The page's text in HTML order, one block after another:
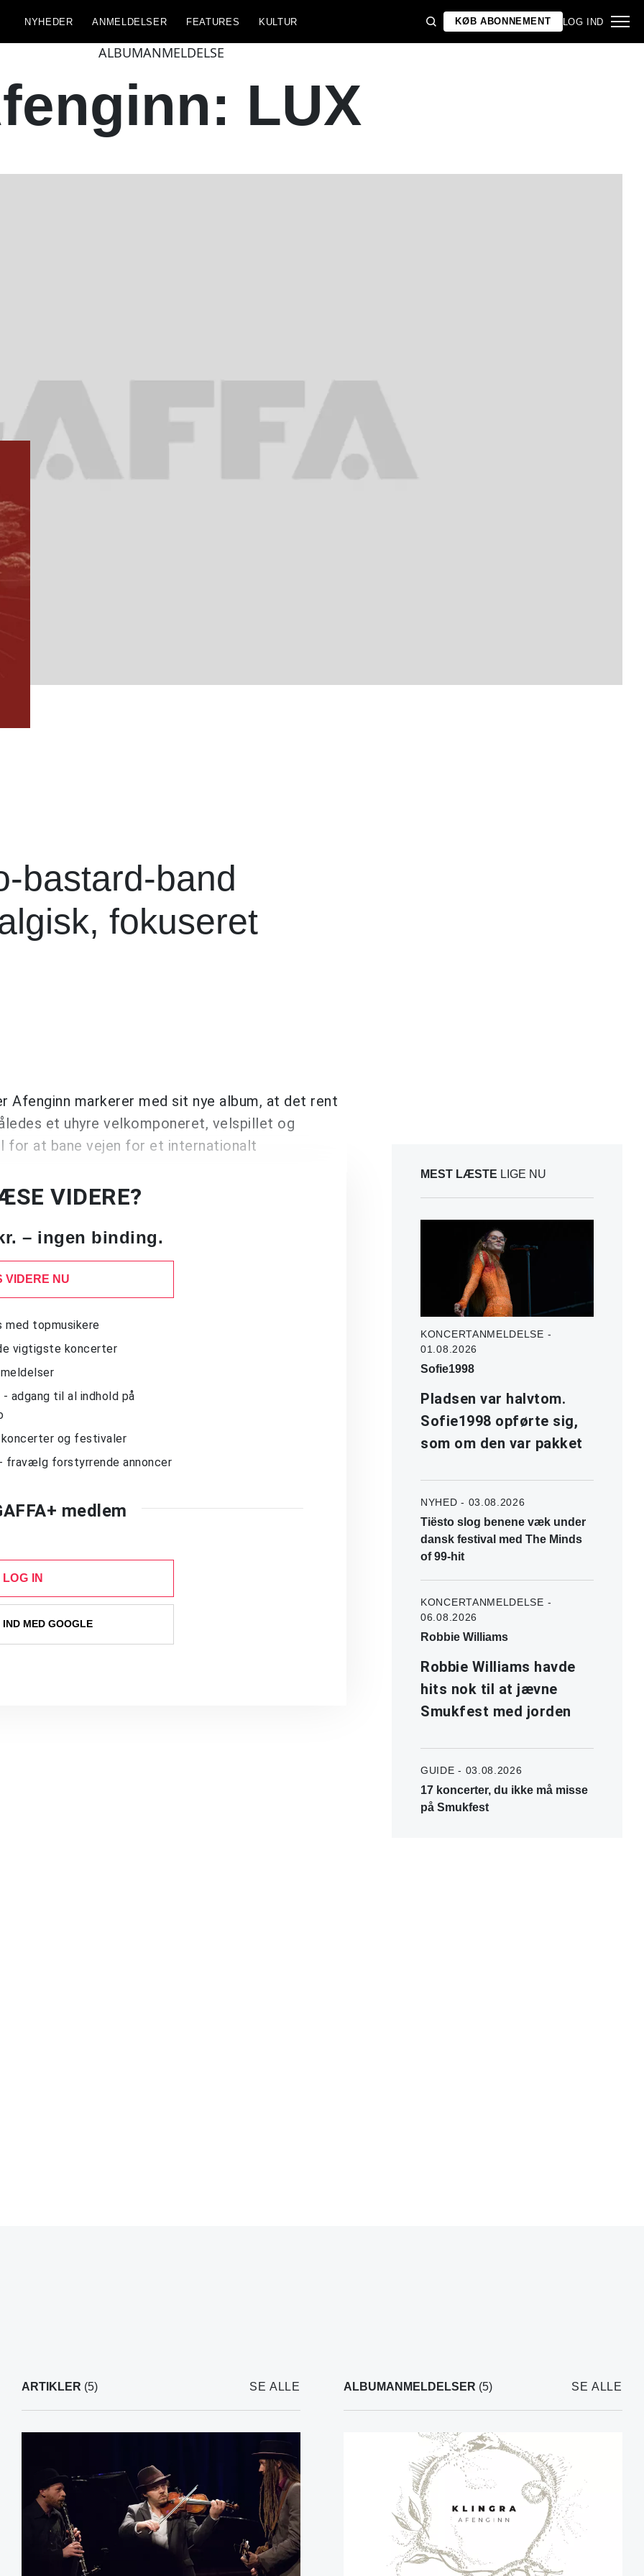
NYHEDER ANMELDELSER FEATURES KULTUR KØB ABONNEMENT LOG IND
ALBUMANMELDELSE
LUX
bastard-band
fokuseret
markerer med sit nye album, at det rent
et uhyre velkomponeret, velspillet og
for at bane vejen for et internationalt
VIDERE?
– ingen binding.
NU
med topmusikere
vigtigste koncerter
adgang til al indhold på
og festivaler
fravælg forstyrrende annoncer
medlem
LOG IN
MED GOOGLE
MEST LÆSTE LIGE NU
KONCERTANMELDELSE -
01.08.2026
Sofie1998
Pladsen var halvtom.
Sofie1998 opførte sig,
som om den var pakket
NYHED - 03.08.2026
Tiësto slog benene væk under
dansk festival med The Minds
of 99-hit
KONCERTANMELDELSE -
06.08.2026
Robbie Williams
Robbie Williams havde
hits nok til at jævne
Smukfest med jorden
GUIDE - 03.08.2026
17 koncerter, du ikke må misse
på Smukfest
ARTIKLER (5) SE ALLE ALBUMANMELDELSER (5) SE ALLE